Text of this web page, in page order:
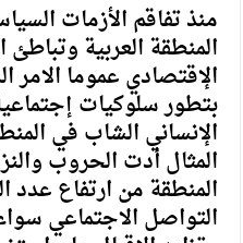
القاضي محمود
منذ تفاقم الأزمات
المنطقة العربية وتباطئ
الإقتصادي عموما الامر
بتطور سلوكيات
الإنساني الشاب في
المثال أدت الحروب
المنطقة من ارتفاع
التواصل الاجتماعي